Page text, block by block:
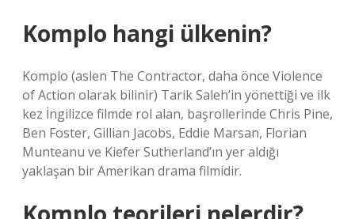
Komplo hangi ülkenin?
Komplo (aslen The Contractor, daha önce Violence
of Action olarak bilinir) Tarik Saleh’in yönettiği ve ilk
kez İngilizce filmde rol alan, başrollerinde Chris Pine,
Ben Foster, Gillian Jacobs, Eddie Marsan, Florian
Munteanu ve Kiefer Sutherland’ın yer aldığı
yaklaşan bir Amerikan drama filmidir.